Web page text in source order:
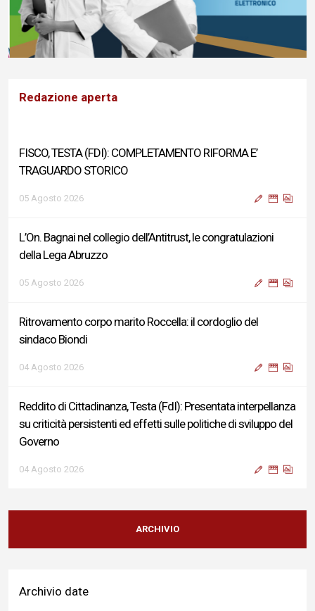
Redazione aperta
FISCO, TESTA (FDI): COMPLETAMENTO RIFORMA E’
TRAGUARDO STORICO
05 Agosto 2026
L’On. Bagnai nel collegio dell’Antitrust, le congratulazioni
della Lega Abruzzo
05 Agosto 2026
Ritrovamento corpo marito Roccella: il cordoglio del
sindaco Biondi
04 Agosto 2026
Reddito di Cittadinanza, Testa (FdI): Presentata interpellanza
su criticità persistenti ed effetti sulle politiche di sviluppo del
Governo
04 Agosto 2026
Sigismondi, Liris e Testa: “Profondo cordoglio e vicinanza al
Ministro Roccella e alla sua famiglia”
Terminal bus "Lorenzo Natali": modifiche temporanee alla
ARCHIVIO
Archivio date